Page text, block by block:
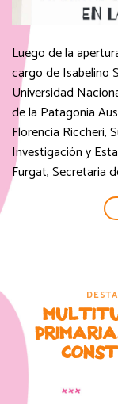
Luego de la
cargo de Isabelino
Universidad
de la Patagonia
Florencia Riccheri,
Investigación y
Furgat, Secretaria